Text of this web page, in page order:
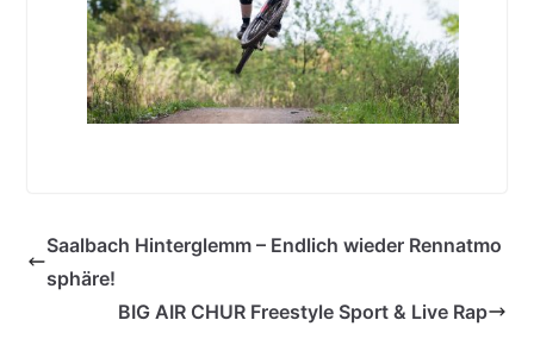
Saalbach Hinterglemm – Endlich wieder Rennatmo
sphäre!
BIG AIR CHUR Freestyle Sport & Live Rap